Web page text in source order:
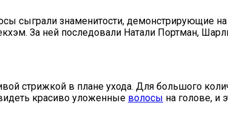
сыграли знаменитости, демонстрирующие
За ней последовали Натали Портман,
стрижкой в плане ухода. Для большого
красиво уложенные волосы на голове, и